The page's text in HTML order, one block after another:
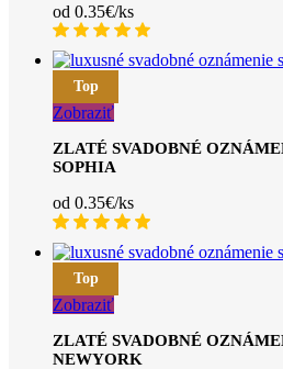
od 0.35€/ks
Top
Zobraziť
ZLATÉ SVADOBNÉ
SOPHIA
od 0.35€/ks
Top
Zobraziť
ZLATÉ SVADOBNÉ
NEWYORK